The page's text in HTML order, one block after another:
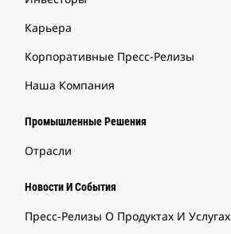
Карьера
Корпоративные Пресс-Релизы
Наша Компания
Промышленные Решения
Отрасли
Новости И События
Пресс-Релизы О Продуктах И Услугах